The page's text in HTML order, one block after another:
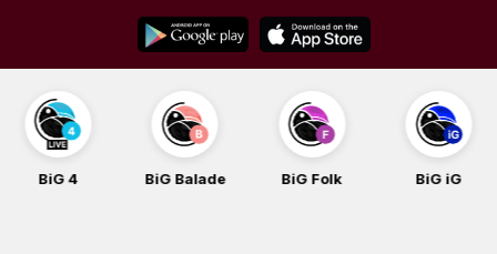
content
BiG 4 BiG Balade BiG Folk BiG iG